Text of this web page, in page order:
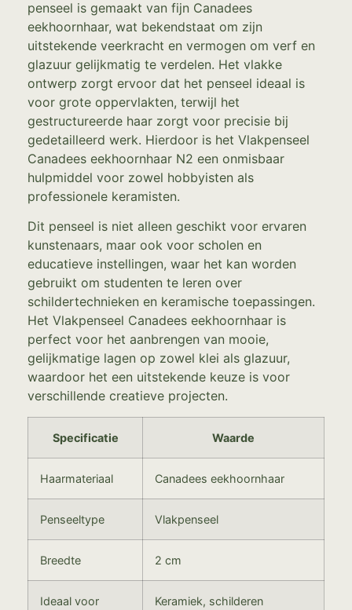
penseel is gemaakt van fijn Canadees
eekhoornhaar, wat bekendstaat om zijn
uitstekende veerkracht en vermogen om verf en
glazuur gelijkmatig te verdelen. Het vlakke
ontwerp zorgt ervoor dat het penseel ideaal is
voor grote oppervlakten, terwijl het
gestructureerde haar zorgt voor precisie bij
gedetailleerd werk. Hierdoor is het Vlakpenseel
Canadees eekhoornhaar N2 een onmisbaar
hulpmiddel voor zowel hobbyisten als
professionele keramisten.
Dit penseel is niet alleen geschikt voor ervaren
kunstenaars, maar ook voor scholen en
educatieve instellingen, waar het kan worden
gebruikt om studenten te leren over
schildertechnieken en keramische toepassingen.
Het Vlakpenseel Canadees eekhoornhaar is
perfect voor het aanbrengen van mooie,
gelijkmatige lagen op zowel klei als glazuur,
waardoor het een uitstekende keuze is voor
verschillende creatieve projecten.
Specificatie Waarde
Haarmateriaal Canadees eekhoornhaar
Penseeltype Vlakpenseel
Breedte 2 cm
Ideaal voor Keramiek, schilderen